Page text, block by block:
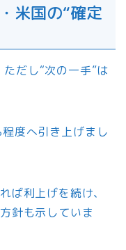
米国の“確定
だし“次の一手”は
度へ引き上げまし
ば利上げを続け、
針も示していま